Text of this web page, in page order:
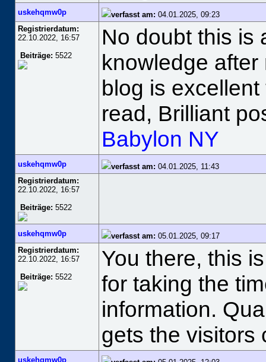
uskehqmw0p verfasst am: 04.01.2025, 09:23
Registrierdatum:
22.10.2022, 16:57
Beiträge: 5522
No doubt this is
knowledge
blog is
read, Brilliant
Babylon NY
uskehqmw0p verfasst am: 04.01.2025, 11:43
Registrierdatum:
22.10.2022, 16:57
Beiträge: 5522
uskehqmw0p verfasst am: 05.01.2025, 09:17
Registrierdatum:
22.10.2022, 16:57
Beiträge: 5522
You there, this
for taking the
information.
gets the visitors
uskehqmw0p